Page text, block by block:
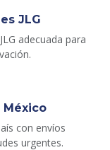
JLG
adecuada para
México
con envíos
urgentes.